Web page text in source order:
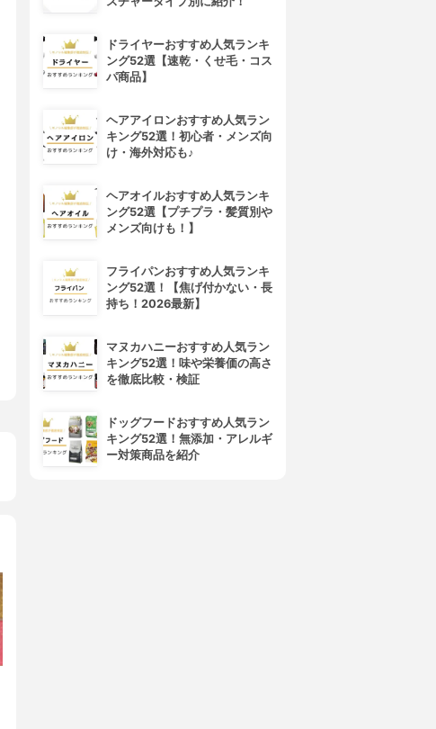
ドライヤーおすすめ人気ランキ
ング52選【速乾・くせ毛・コス
パ商品】
ヘアアイロンおすすめ人気ラン
キング52選！初心者・メンズ向
け・海外対応も♪
ヘアオイルおすすめ人気ランキ
ング52選【プチプラ・髪質別や
メンズ向けも！】
フライパンおすすめ人気ランキ
ング52選！【焦げ付かない・長
持ち！2026最新】
マヌカハニーおすすめ人気ラン
キング52選！味や栄養価の高さ
を徹底比較・検証
ドッグフードおすすめ人気ラン
キング52選！無添加・アレルギ
ー対策商品を紹介